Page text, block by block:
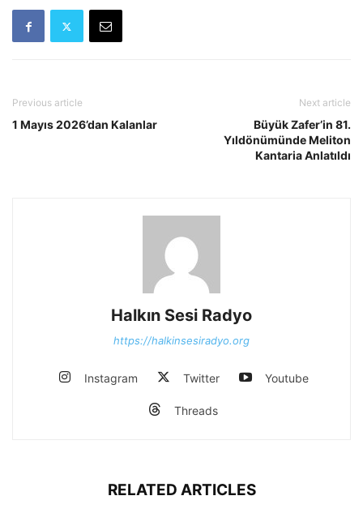
Previous article
1 Mayıs 2026’dan Kalanlar
Next article
Büyük Zafer’in 81.
Yıldönümünde Meliton
Kantaria Anlatıldı
Halkın Sesi Radyo
https://halkinsesiradyo.org
Instagram Twitter Youtube
Threads
RELATED ARTICLES